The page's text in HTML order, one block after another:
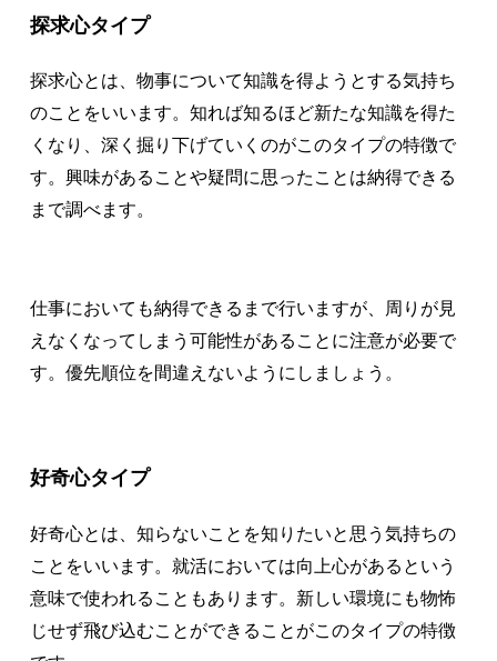
探求心タイプ
探求心とは、物事について知識を得ようとする気持ち
のことをいいます。知れば知るほど新たな知識を得た
くなり、深く掘り下げていくのがこのタイプの特徴で
す。興味があることや疑問に思ったことは納得できる
まで調べます。
仕事においても納得できるまで行いますが、周りが見
えなくなってしまう可能性があることに注意が必要で
す。優先順位を間違えないようにしましょう。
好奇心タイプ
好奇心とは、知らないことを知りたいと思う気持ちの
ことをいいます。就活においては向上心があるという
意味で使われることもあります。新しい環境にも物怖
じせず飛び込むことができることがこのタイプの特徴